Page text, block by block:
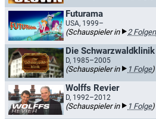
Futurama
USA, 1999–
(Schauspieler in 2 Folgen
Die Schwarzwaldklinik
D, 1985–2005
(Schauspieler in 1 Folge)
Wolffs Revier
D, 1992–2012
(Schauspieler in 1 Folge)